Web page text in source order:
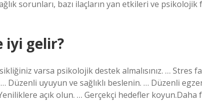
sorunları, bazı ilaçların yan etkileri ve
iyi gelir?
varsa psikolojik destek almalısınız. … Stres
Düzenli uyuyun ve sağlıklı beslenin. … Düzenli
açık olun. … Gerçekçi hedefler koyun.Daha